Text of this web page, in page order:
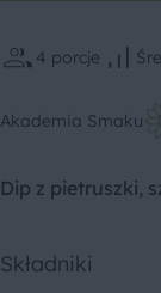
4 porcje
Akademia Smaku
Dip z pietruszki,
Składniki